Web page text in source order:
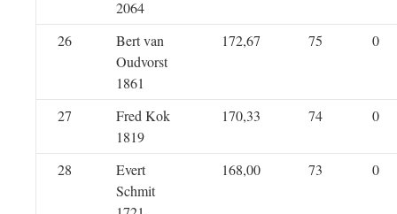
2064
26
Bert van
Oudvorst
1861
172,67 75 0
27
Fred Kok
1819
170,33 74 0
28
Evert
Schmit
168,00 73 0